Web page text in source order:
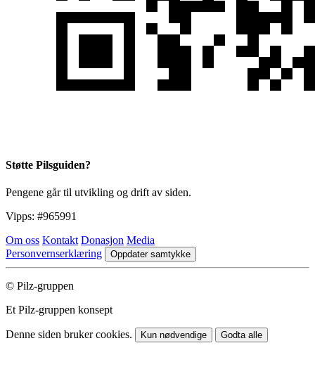
Støtte Pilsguiden?
Pengene går til utvikling og drift av siden.
Vipps: #965991
Om oss Kontakt Donasjon Media
Personvernserklæring
Oppdater samtykke
© Pilz-gruppen
Et Pilz-gruppen konsept
Denne siden bruker cookies. Kun nødvendige Godta alle